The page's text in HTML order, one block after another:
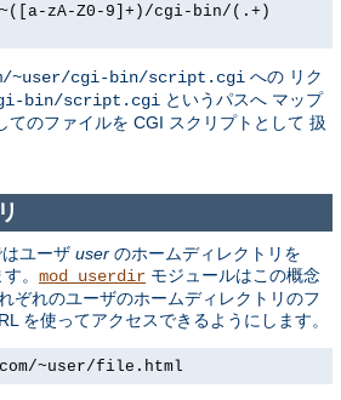
zA-Z0-9]+)/cgi-bin/(.+)
~user/cgi-bin/script.cgi への リク
bin/script.cgi というパスへ マップ
てのファイルを CGI スクリプトとして 扱
ユーザ user のホームディレクトリを
。 mod_userdir モジュールはこの概念
ぞれのユーザのホームディレクトリのフ
を使ってアクセスできるようにします。
~user/file.html